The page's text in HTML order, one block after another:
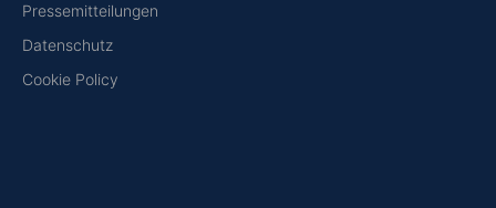
Pressemitteilungen
Datenschutz
Cookie Policy